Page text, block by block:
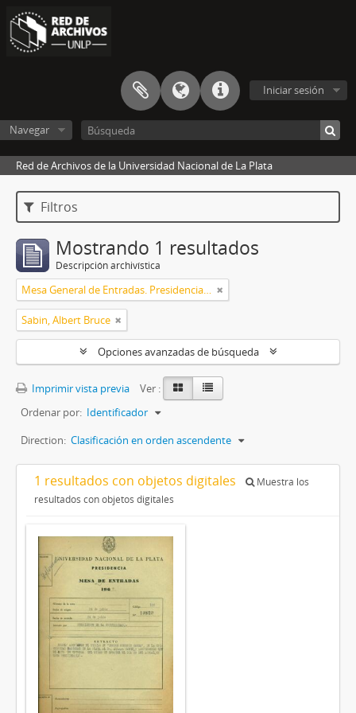
Iniciar sesión
Navegar
Red de Archivos de la Universidad Nacional de La Plata
Filtros
Mostrando 1 resultados
Descripción archivística
Mesa General de Entradas. Presidencia UNLP
Sabin, Albert Bruce
Opciones avanzadas de búsqueda
Imprimir vista previa
Ver :
Ordenar por: Identificador
Direction: Clasificación en orden ascendente
1 resultados con objetos digitales
Muestra los
resultados con objetos digitales